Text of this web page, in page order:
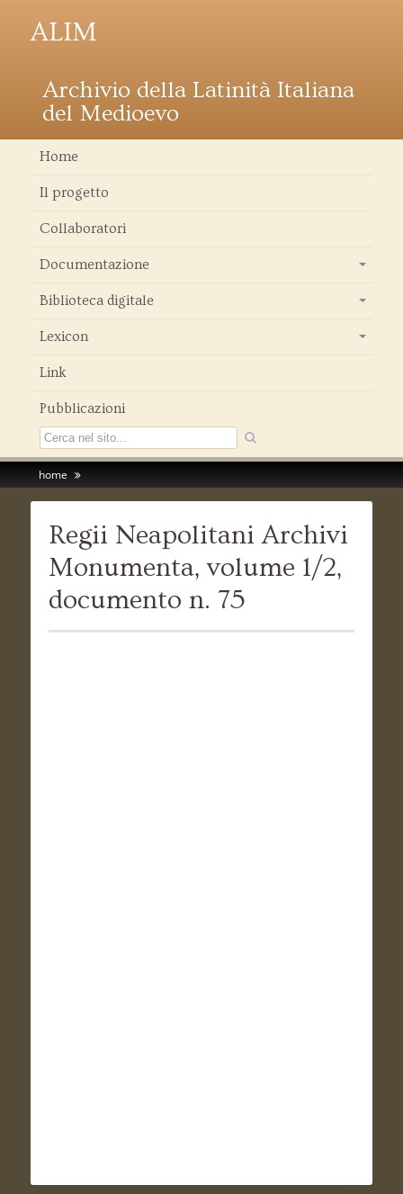
ALIM
Archivio della Latinità Italiana
del Medioevo
Home
Il progetto
Collaboratori
Documentazione
Biblioteca digitale
Lexicon
Link
Pubblicazioni
home
Regii Neapolitani Archivi
Monumenta, volume 1/2,
documento n. 75